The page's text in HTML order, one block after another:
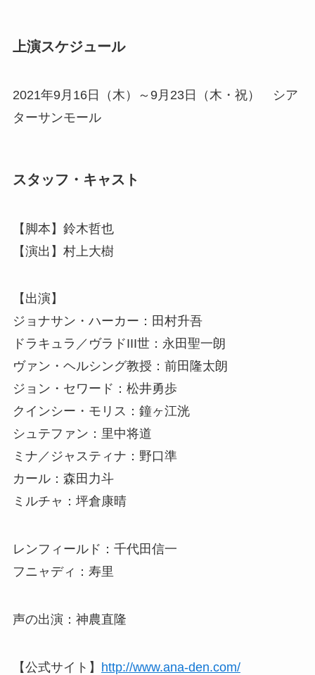
上演スケジュール
2021年9月16日（木）～9月23日（木・祝） シア
ターサンモール
スタッフ・キャスト
【脚本】鈴木哲也
【演出】村上大樹
【出演】
ジョナサン・ハーカー：田村升吾
ドラキュラ／ヴラドIII世：永田聖一朗
ヴァン・ヘルシング教授：前田隆太朗
ジョン・セワード：松井勇歩
クインシー・モリス：鐘ヶ江洸
シュテファン：里中将道
ミナ／ジャスティナ：野口準
カール：森田力斗
ミルチャ：坪倉康晴
レンフィールド：千代田信一
フニャディ：寿里
声の出演：神農直隆
【公式サイト】 http://www.ana-den.com/